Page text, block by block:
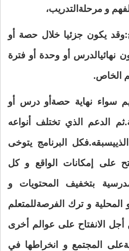
و مرحلة التدريب،
يكون جزئيا خلال حصة أو
نهائيالدرس أو وحدة أو فترة
الخاص.
سواء نهاية حصة أو درس أو
الدعم الذي تختلف أنواعه
يسبقه.فكل البرنامج يتوخى
على إمكانات الواقع و كل
بتخفيف المحتويات و
المحلية و ترك الفرصةللمتعلم
أجل الانفتاح على عوالم أخرى
على المجتمع و انخراطها في